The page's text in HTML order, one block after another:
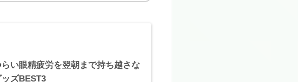
らい眼精疲労を翌朝まで持ち越さな
ズBEST3